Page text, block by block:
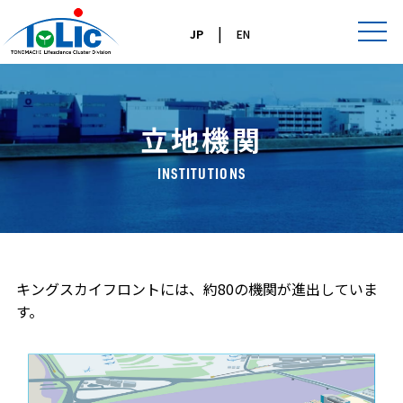
JP| EN
立地機関
INSTITUTIONS
キングスカイフロントには、約80の機関が進出していま
す。